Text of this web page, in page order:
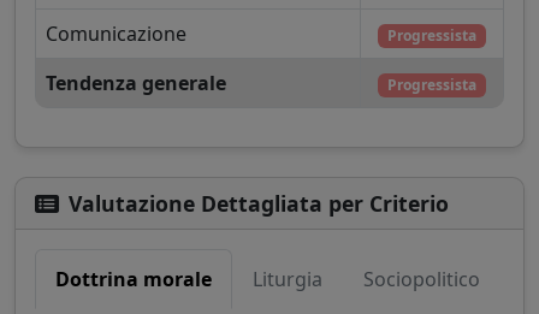
Comunicazione Progressista
Tendenza generale Progressista
Valutazione Dettagliata per Criterio
Dottrina morale Liturgia Sociopolitico